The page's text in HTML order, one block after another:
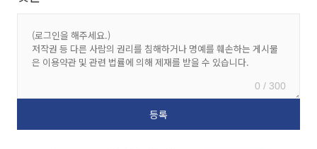
0 / 300